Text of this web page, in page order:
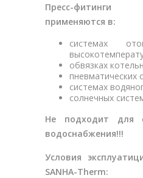
Пресс-фитинги
применяются в:
системах
обвязках
пневматических
системах
солнечных
Не подходит для
водоснабжения!!!
Условия
SANHA-Therm: